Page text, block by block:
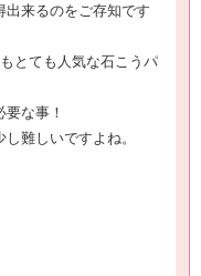
出来るのをご存知です
とても人気な石こうパ
な事！
難しいですよね。